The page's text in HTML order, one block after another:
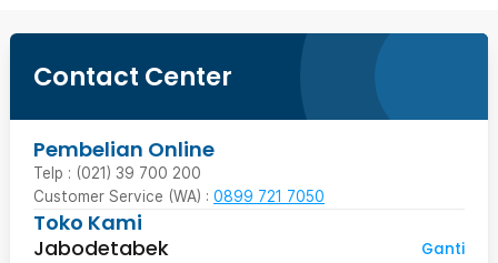
Contact Center
Pembelian Online
Telp : (021) 39 700 200
Customer Service (WA) : 0899 721 7050
Toko Kami
Jabodetabek
Ganti